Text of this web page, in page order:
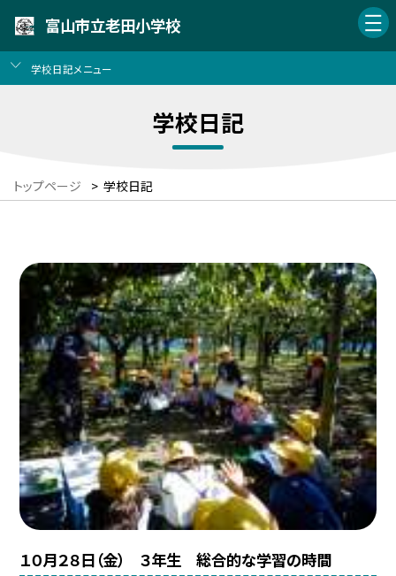
富山市立老田小学校
学校日記メニュー
学校日記
トップページ > 学校日記
１０月２８日（金） ３年生 総合的な学習の時間